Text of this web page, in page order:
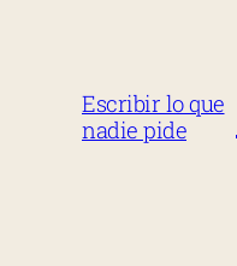
Escribir lo que
nadie pide